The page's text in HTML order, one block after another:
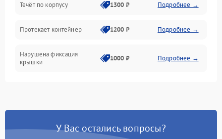
Течёт по корпусу 1300 ₽ Подробнее →
Протекает контейнер 1200 ₽ Подробнее →
Нарушена фиксация
крышки
1000 ₽ Подробнее →
У Вас остались вопросы?